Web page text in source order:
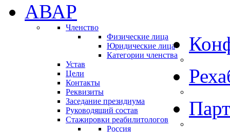
АВАР
Членство
Физические лица
Юридические лица
Категории членства
Устав
Цели
Контакты
Реквизиты
Заседание президиума
Руководящий состав
Стажировки реабилитологов
Россия